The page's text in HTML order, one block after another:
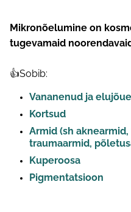
Mikronõelumine on
tugevamaid
👍Sobib:
Vananenud ja
Kortsud
Armid (sh
traumaarmid,
Kuperoosa
Pigmentatsioon